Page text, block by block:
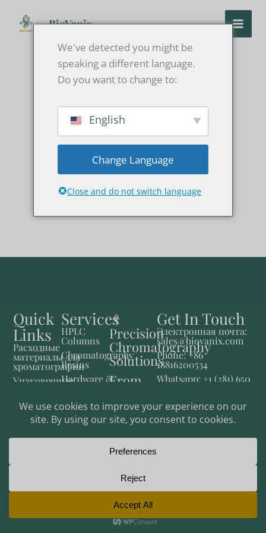
BioVanix
Precision
Chromatography
Solutions
From
Production
Services
HPLC
Columns
Chromatography
Resins
Hardware &
Fluid
Control
Quick
Links
Расходные
материалы для
хроматографии
Упаковочные
хроматографии
Приборы
и системы
Фармацевтические
Get In Touch
Электронная почта:
sales@biovanix.com
Phone: +86
18816200534
Whatsapp: +1 (281) 650
©2026 All Rights Reserved | BioVanix | Private Policy.
We've detected you might be
speaking a different language.
Do you want to change to:
English
Change Language
Close and do not switch language